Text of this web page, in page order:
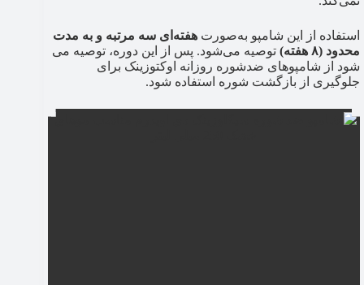
استفاده از این شامپو به‌صورت هفته‌ای سه مرتبه و به مدت
محدود (۸ هفته)
توصیه می‌شود. پس از این دوره، توصیه می
شود از شامپوهای ضدشوره روزانه اوکتوزینک برای
جلوگیری از بازگشت شوره استفاده شود.